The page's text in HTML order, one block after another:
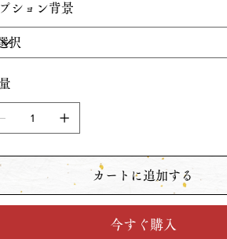
ション背景
カートに追加する
今すぐ購入